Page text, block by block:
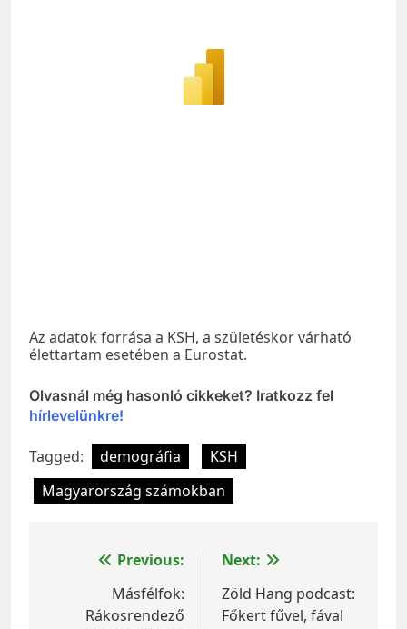
Az adatok forrása a KSH, a születéskor várható
élettartam esetében a Eurostat.
Olvasnál még hasonló cikkeket? Iratkozz fel
hírlevelünkre!
Tagged: demográfia
KSH
Magyarország számokban
Bejegyzés
navigáció
Previous:
Másfélfok:
Rákosrendező
Next:
Zöld Hang podcast:
Főkert fűvel, fával